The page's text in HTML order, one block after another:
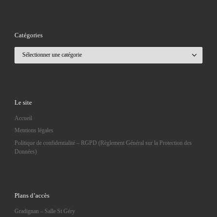
Catégories
Le site
Accueil
Mentions légales
Politique de confidentialité – RGPD (Règlement Général sur la Protection des
Données)
Plans d’accès
Gradignan – Salle St Géry